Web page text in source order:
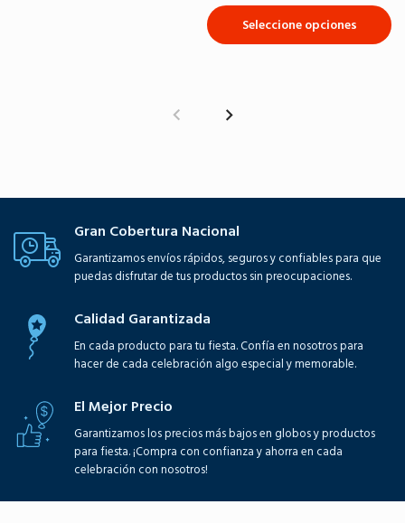
Seleccione opciones
Gran Cobertura Nacional
Garantizamos envíos rápidos, seguros y confiables para que
puedas disfrutar de tus productos sin preocupaciones.
Calidad Garantizada
En cada producto para tu fiesta. Confía en nosotros para
hacer de cada celebración algo especial y memorable.
El Mejor Precio
Garantizamos los precios más bajos en globos y productos
para fiesta. ¡Compra con confianza y ahorra en cada
celebración con nosotros!